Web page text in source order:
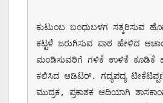
ಕುಟುಂಬ ಬಂಧುಬಳಗ ಸತ್ಕರಿಸುವ
ಕಟ್ಟಳೆ ಜರುಗಿಸುವ ಪಾಠ ಹೇಳಿದ
ಮಂಡಿಸುವರಿಗೆ ಗಳಿಕೆ ಉಳಿಕೆ ಕೂಡಿಕೆ
ಕಲಿಸಿದ ಆಡಿಟರ್. ಗದ್ಯಪದ್ಯ
ಮುದ್ರಕ, ಪ್ರಕಾಶಕ ಆದಿಯಾಗಿ